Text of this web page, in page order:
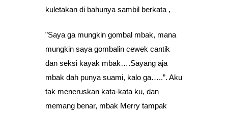
kuletakan di bahunya sambil berkata ,
”Saya ga mungkin gombal mbak, mana
mungkin saya gombalin cewek cantik
dan seksi kayak mbak….Sayang aja
mbak dah punya suami, kalo ga…..”. Aku
tak meneruskan kata-kata ku, dan
memang benar, mbak Merry tampak